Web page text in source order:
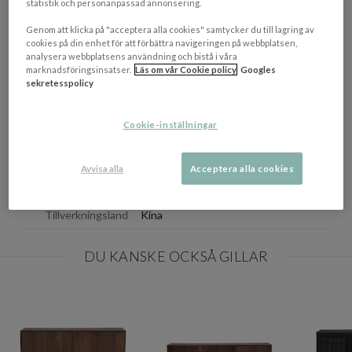
Produkten kräver viss montering.
NEDLADDNINGAR
Materialbeskrivning Trä
(HxBxD): 85 x 122 x 40 cm
Tillverkningsland Kina
DU KANSKE OCKSÅ GILLAR
statistik och personanpassad annonsering.
Genom att klicka på "acceptera alla cookies" samtycker du till lagring av
cookies på din enhet för att förbättra navigeringen på webbplatsen,
analysera webbplatsens användning och bistå i våra
marknadsföringsinsatser. Läs om vår Cookie policy Googles
sekretesspolicy
Cookie-inställningar
Avvisa alla Acceptera alla cookies